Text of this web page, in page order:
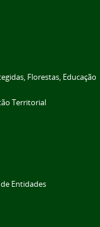
Florestas, Educação
Territorial
Entidades